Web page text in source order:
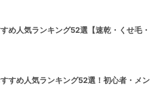
め人気ランキング52選【速乾・くせ毛・
すめ人気ランキング52選！初心者・メン